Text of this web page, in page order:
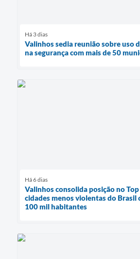
Há 3 dias
Valinhos sedia reunião sobre uso
na segurança com mais de 50
Há 6 dias
Valinhos consolida posição no
cidades menos violentas do Brasil
100 mil habitantes